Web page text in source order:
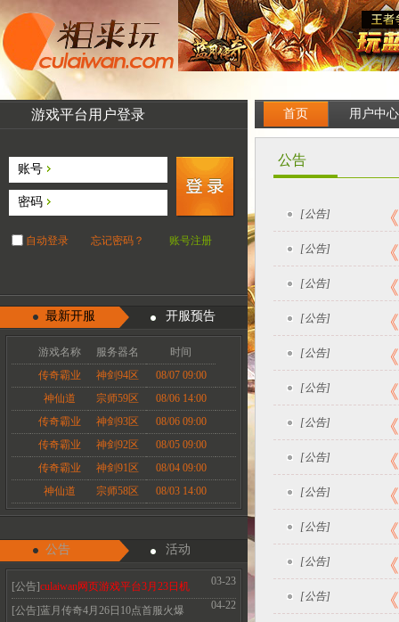
游戏平台用户登录
账号
密码
自动登录 忘记密码？ 账号注册
最新开服 开服预告
游戏名称 服务器名
时间
传奇霸业
神剑94区
08/07 09:00
神仙道
宗师59区
08/06 14:00
传奇霸业
神剑93区
08/06 09:00
传奇霸业
神剑92区
08/05 09:00
传奇霸业
神剑91区
08/04 09:00
神仙道
宗师58区 08/03 14:00
公告 活动
[公告]culaiwan网页游戏平台3月23日机
房维护公告
03-23
[公告]蓝月传奇4月26日10点首服火爆
04-22
首页 用户中心
公告
[公告]
[公告]
[公告]
[公告]
[公告]
[公告]
[公告]
[公告]
[公告]
[公告]
[公告]
[公告]